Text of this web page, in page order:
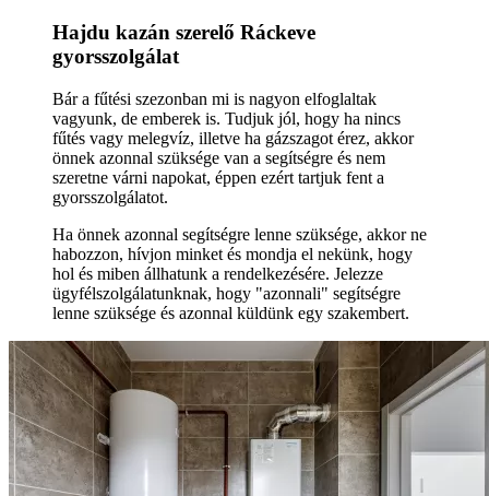
Hajdu kazán szerelő Ráckeve
gyorsszolgálat
Bár a fűtési szezonban mi is nagyon elfoglaltak
vagyunk, de emberek is. Tudjuk jól, hogy ha nincs
fűtés vagy melegvíz, illetve ha gázszagot érez, akkor
önnek azonnal szüksége van a segítségre és nem
szeretne várni napokat, éppen ezért tartjuk fent a
gyorsszolgálatot.
Ha önnek azonnal segítségre lenne szüksége, akkor ne
habozzon, hívjon minket és mondja el nekünk, hogy
hol és miben állhatunk a rendelkezésére. Jelezze
ügyfélszolgálatunknak, hogy "azonnali" segítségre
lenne szüksége és azonnal küldünk egy szakembert.